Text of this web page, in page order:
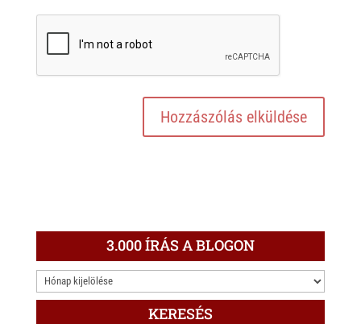
3.000 ÍRÁS A BLOGON
3.000
ÍRÁS
KERESÉS